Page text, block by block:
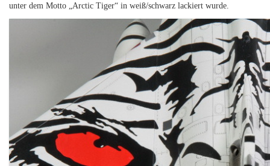
unter dem Motto „Arctic Tiger“ in weiß/schwarz lackiert wurde.